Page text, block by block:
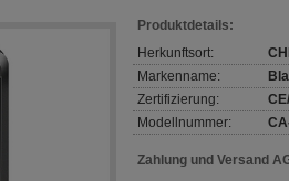
Produktdetails:
Herkunftsort:
Markenname:
Zertifizierung:
Modellnummer:
Zahlung und Versand